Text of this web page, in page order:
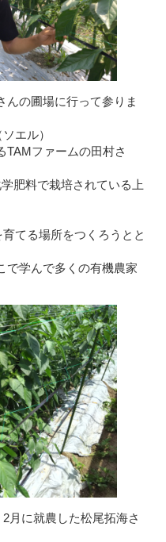
んの圃場に行って参りま
エル）
TAMファームの田村さ
肥料で栽培されている上
てる場所をつくろうとと
で学んで多くの有機農家
月に就農した松尾拓海さ